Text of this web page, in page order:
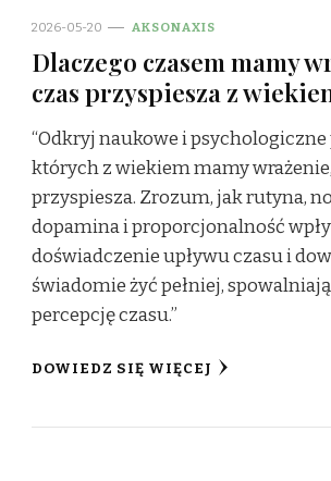
2026-05-20 AKSONAXIS
Dlaczego czasem mamy
czas przyspiesza z
“Odkryj naukowe i psychologiczne
których z wiekiem mamy wrażenie,
przyspiesza. Zrozum, jak rutyna,
dopamina i proporcjonalność
doświadczenie upływu czasu i
świadomie żyć pełniej,
percepcję czasu.”
DOWIEDZ SIĘ WIĘCEJ